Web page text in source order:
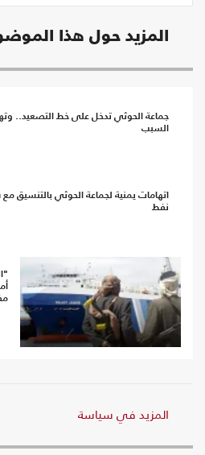
المزيد حول هذا
جماعة الحوثي تدخل على خط التصعيد..
السبب
اتهامات يمنية لجماعة الحوثي بالتنسيق
نفط
المزيد في سياسة